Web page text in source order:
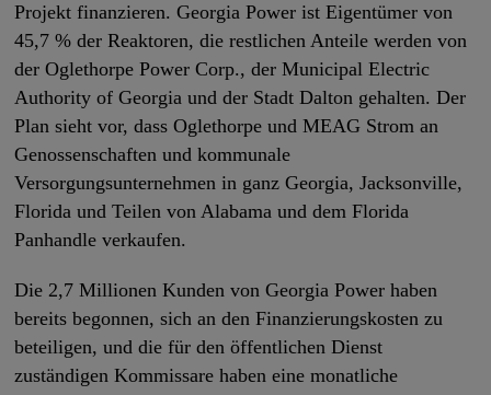
Projekt finanzieren. Georgia Power ist Eigentümer von
45,7 % der Reaktoren, die restlichen Anteile werden von
der Oglethorpe Power Corp., der Municipal Electric
Authority of Georgia und der Stadt Dalton gehalten. Der
Plan sieht vor, dass Oglethorpe und MEAG Strom an
Genossenschaften und kommunale
Versorgungsunternehmen in ganz Georgia, Jacksonville,
Florida und Teilen von Alabama und dem Florida
Panhandle verkaufen.
Die 2,7 Millionen Kunden von Georgia Power haben
bereits begonnen, sich an den Finanzierungskosten zu
beteiligen, und die für den öffentlichen Dienst
zuständigen Kommissare haben eine monatliche